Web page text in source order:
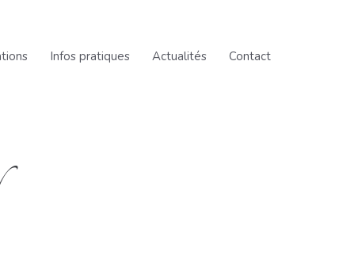
Infos pratiques Actualités Contact